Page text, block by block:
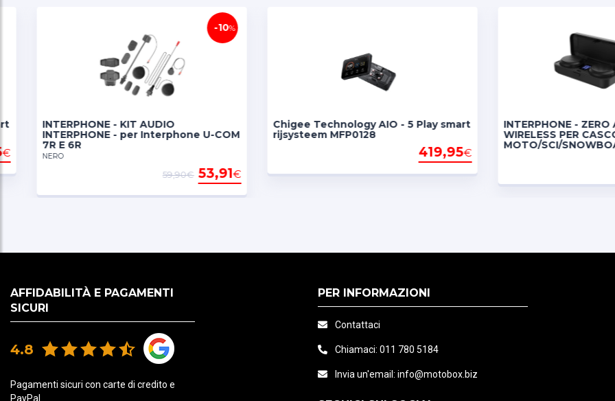
Possibilità di gestire lo
Design con batteria
Wave Intercom – VoIP
Controllo del volume
INTERPHONE - KIT AUDIO
INTERPHONE - per Interphone U-COM
7R E 6R
53,91€
59,90€
%
Chigee Technology AIO - 5 Play smart
rijsysteem MFP0128
419,95€
INTERPHONE - ZERO
WIRELESS PER CASCO
MOTO/SCI/SNOWBOARD
AFFIDABILITÀ E PAGAMENTI
SICURI
4.8
Pagamenti sicuri con carte di credito e
PayPal
PER INFORMAZIONI
Contattaci
Chiamaci: 011 780 5184
Invia un'email: info@motobox.biz